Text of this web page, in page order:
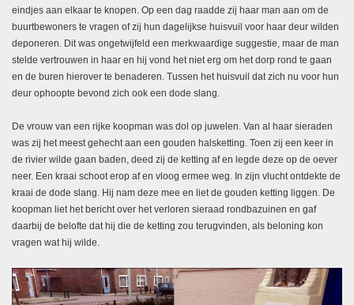
eindjes aan elkaar te knopen. Op een dag raadde zij haar man aan om de
buurtbewoners te vragen of zij hun dagelijkse huisvuil voor haar deur wilden
deponeren. Dit was ongetwijfeld een merkwaardige suggestie, maar de man
stelde vertrouwen in haar en hij vond het niet erg om het dorp rond te gaan
en de buren hierover te benaderen. Tussen het huisvuil dat zich nu voor hun
deur ophoopte bevond zich ook een dode slang.
De vrouw van een rijke koopman was dol op juwelen. Van al haar sieraden
was zij het meest gehecht aan een gouden halsketting. Toen zij een keer in
de rivier wilde gaan baden, deed zij de ketting af en legde deze op de oever
neer. Een kraai schoot erop af en vloog ermee weg. In zijn vlucht ontdekte de
kraai de dode slang. Hij nam deze mee en liet de gouden ketting liggen. De
koopman liet het bericht over het verloren sieraad rondbazuinen en gaf
daarbij de belofte dat hij die de ketting zou terugvinden, als beloning kon
vragen wat hij wilde.